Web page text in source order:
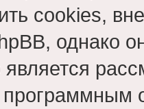
cookies,
однако
является
программным